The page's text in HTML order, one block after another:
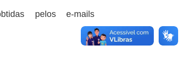
pelos e-mails